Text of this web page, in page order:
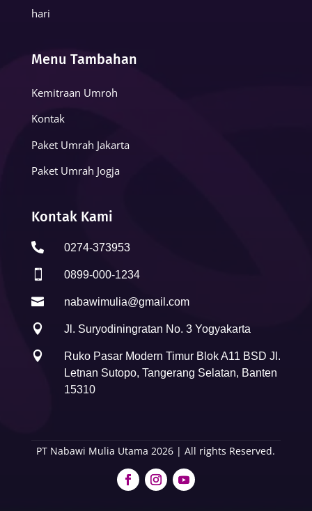
hari
Menu Tambahan
Kemitraan Umroh
Kontak
Paket Umrah Jakarta
Paket Umrah Jogja
Kontak Kami
 0274-373953
 0899-000-1234
 nabawimulia@gmail.com
 Jl. Suryodiningratan No. 3 Yogyakarta

Ruko Pasar Modern Timur Blok A11 BSD Jl.
Letnan Sutopo, Tangerang Selatan, Banten
15310
PT Nabawi Mulia Utama 2026 | All rights Reserved.